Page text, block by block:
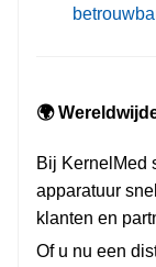
🌍
Bij KernelMed
apparatuur
klanten en
Of u nu een